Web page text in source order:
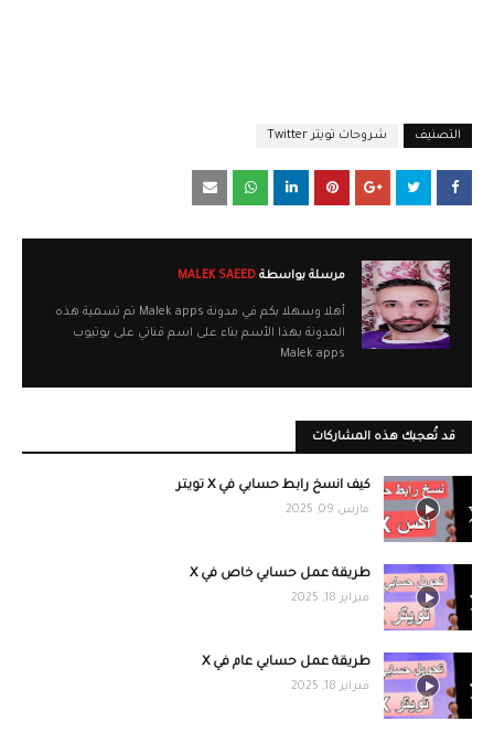
التصنيف شروحات تويتر Twitter
مرسلة بواسطة
أهلا وسهلا بكم في مدونة Malek apps تم تسمية هذه
المدونة بهذا الأسم بناء على اسم قناتي على يوتيوب
Malek apps
قد تُعجبك هذه المشاركات
كيف انسخ رابط حسابي في X تويتر
مارس 09, 2025
طريقة عمل حسابي خاص في X
فبراير 18, 2025
طريقة عمل حسابي عام في X
فبراير 18, 2025